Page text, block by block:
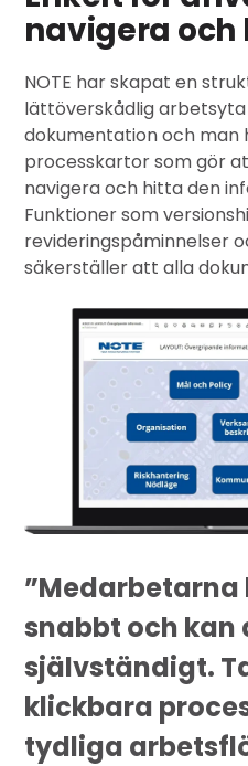
navigera och
NOTE har skapat en
lättöverskådlig
dokumentation och man
processkartor som gör
navigera och hitta den
Funktioner som
revideringspåminnelser
säkerställer att alla
”Medarbetarna
snabbt och kan
självständigt.
klickbara
tydliga